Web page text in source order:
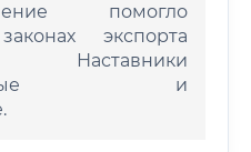
помогло
экспорта
Наставники
и